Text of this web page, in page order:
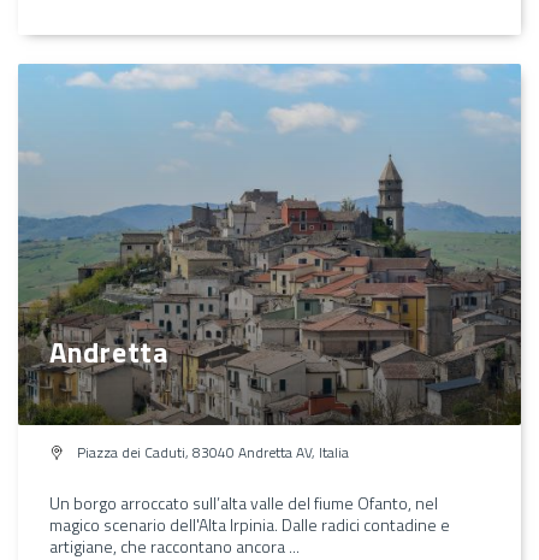
Andretta
Piazza dei Caduti, 83040 Andretta AV, Italia
Un borgo arroccato sull’alta valle del fiume Ofanto, nel
magico scenario dell'Alta Irpinia. Dalle radici contadine e
artigiane, che raccontano ancora ...